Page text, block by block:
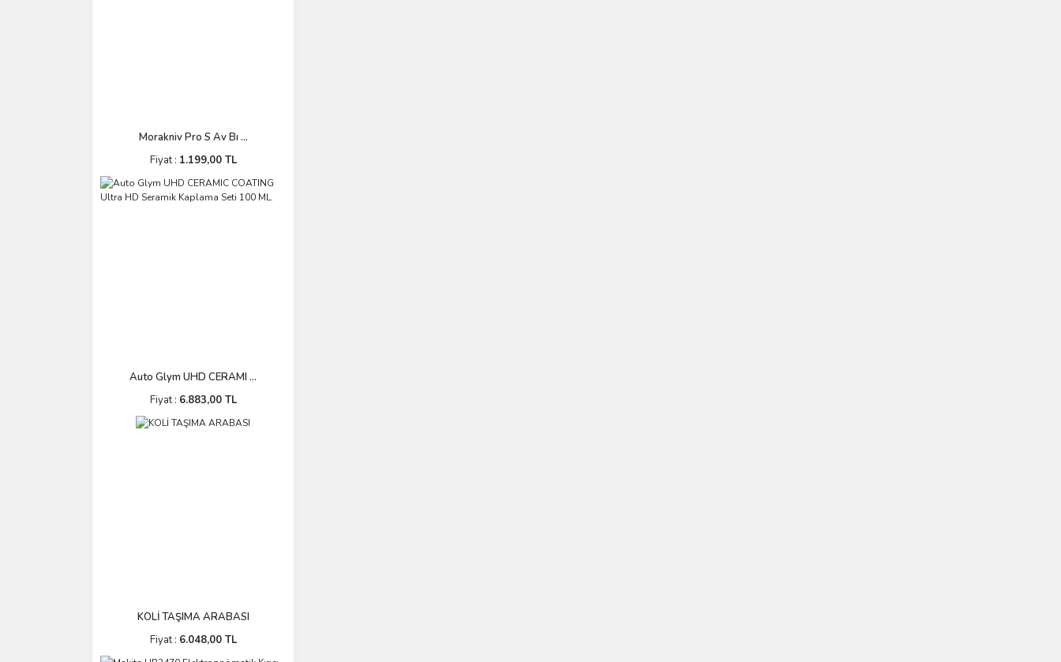
Morakniv Pro S Av Bı ...
Fiyat : 1.199,00 TL
Auto Glym UHD CERAMI ...
Fiyat : 6.883,00 TL
KOLİ TAŞIMA ARABASI
Fiyat : 6.048,00 TL